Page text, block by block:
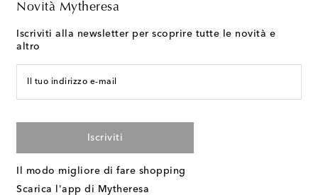
Novità Mytheresa
Iscriviti alla newsletter per scoprire tutte le novità e
altro
Il tuo indirizzo e-mail
Iscriviti
Il modo migliore di fare shopping
Scarica l'app di Mytheresa